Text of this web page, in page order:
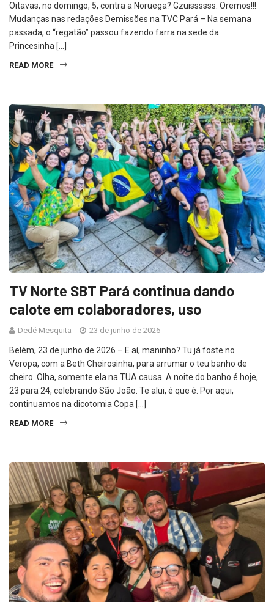
Oitavas, no domingo, 5, contra a Noruega? Gzuissssss. Oremos!!!
Mudanças nas redações Demissões na TVC Pará – Na semana
passada, o “regatão” passou fazendo farra na sede da
Princesinha […]
READ MORE
TV Norte SBT Pará continua dando
calote em colaboradores, uso
Dedé Mesquita 23 de junho de 2026
Belém, 23 de junho de 2026 – E aí, maninho? Tu já foste no
Veropa, com a Beth Cheirosinha, para arrumar o teu banho de
cheiro. Olha, somente ela na TUA causa. A noite do banho é hoje,
23 para 24, celebrando São João. Te alui, é que é. Por aqui,
continuamos na dicotomia Copa […]
READ MORE